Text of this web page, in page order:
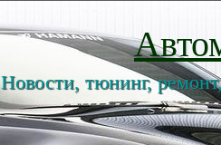
Новости, тюнинг,